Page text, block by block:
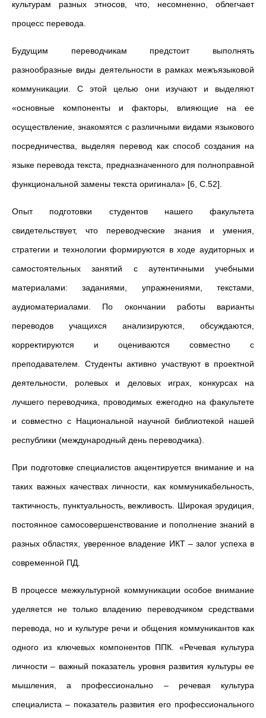
культурам разных этносов, что, несомненно, облегчает
процесс перевода.
Будущим переводчикам предстоит выполнять
разнообразные виды деятельности в рамках межъязыковой
коммуникации. С этой целью они изучают и выделяют
«основные компоненты и факторы, влияющие на ее
осуществление, знакомятся с различными видами языкового
посредничества, выделяя перевод как способ создания на
языке перевода текста, предназначенного для полноправной
функциональной замены текста оригинала» [6, С.52].
Опыт подготовки студентов нашего факультета
свидетельствует, что переводческие знания и умения,
стратегии и технологии формируются в ходе аудиторных и
самостоятельных занятий с аутентичными учебными
материалами: заданиями, упражнениями, текстами,
аудиоматериалами. По окончании работы варианты
переводов учащихся анализируются, обсуждаются,
корректируются и оцениваются совместно с
преподавателем. Студенты активно участвуют в проектной
деятельности, ролевых и деловых играх, конкурсах на
лучшего переводчика, проводимых ежегодно на факультете
и совместно с Национальной научной библиотекой нашей
республики (международный день переводчика).
При подготовке специалистов акцентируется внимание и на
таких важных качествах личности, как коммуникабельность,
тактичность, пунктуальность, вежливость. Широкая эрудиция,
постоянное самосовершенствование и пополнение знаний в
разных областях, уверенное владение ИКТ – залог успеха в
современной ПД.
В процессе межкультурной коммуникации особое внимание
уделяется не только владению переводчиком средствами
перевода, но и культуре речи и общения коммуникантов как
одного из ключевых компонентов ППК. «Речевая культура
личности – важный показатель уровня развития культуры ее
мышления, а профессионально – речевая культура
специалиста – показатель развития его профессионального